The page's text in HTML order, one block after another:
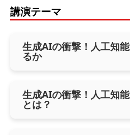
講演テーマ
生成AIの衝撃！人工知
るか
生成AIの衝撃！人工知
とは？